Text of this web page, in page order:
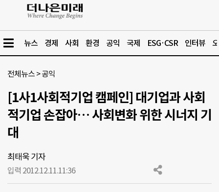
뉴스 경제 사회 환경 공익 국제 ESG·CSR 인터뷰
전체뉴스 >공익
[1사1사회적기업 캠페인] 대기업과 사회
적기업 손잡아… 사회변화 위한 시너지 기
대
최태욱 기자
입력 2012.12.11.11:36